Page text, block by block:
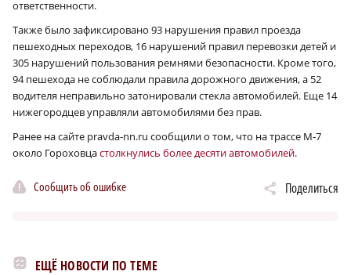
ответственности.
Также было зафиксировано 93 нарушения правил проезда
пешеходных переходов, 16 нарушений правил перевозки детей и
305 нарушений пользования ремнями безопасности. Кроме того,
94 пешехода не соблюдали правила дорожного движения, а 52
водителя неправильно затонировали стекла автомобилей. Еще 14
нижегородцев управляли автомобилями без прав.
Ранее на сайте pravda-nn.ru сообщили о том, что на трассе М‑7
около Гороховцастолкнулись более десяти автомобилей.
Сообщить об ошибке Поделиться
ЕЩЁ НОВОСТИ ПО ТЕМЕ